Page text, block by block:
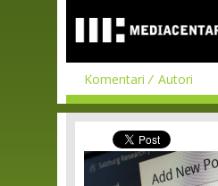
main
content
Komentari Autori